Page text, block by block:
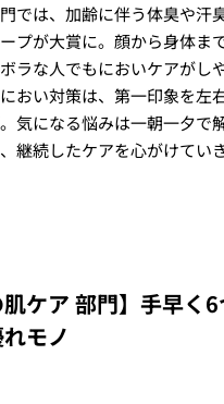
では、加齢に伴う体臭や汗
プが大賞に。顔から身体ま
ラな人でもにおいケアがし
おい対策は、第一印象を左
気になる悩みは一朝一夕で
継続したケアを心がけてい
肌ケア 部門】手早く
モノ